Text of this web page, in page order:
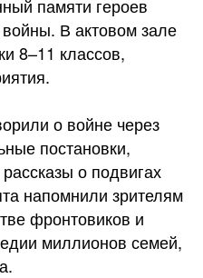
памяти героев
В актовом зале
8–11 классов,
о войне через
постановки,
о подвигах
напомнили зрителям
фронтовиков и
миллионов семей,